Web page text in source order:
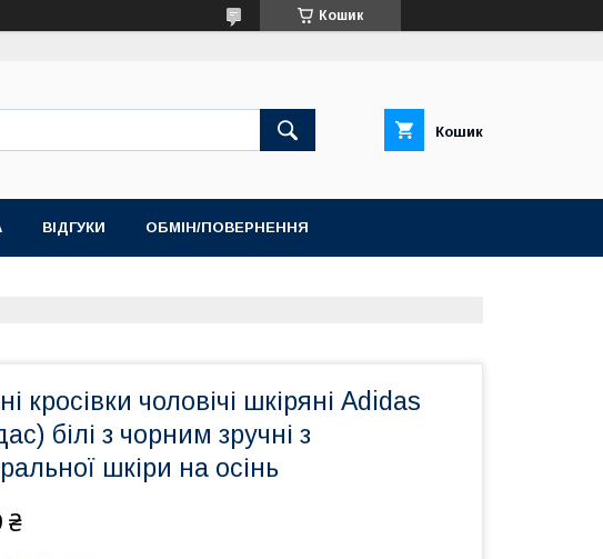
Кошик
Кошик
ВІДГУКИ ОБМІН/ПОВЕРНЕННЯ
кросівки чоловічі шкіряні Adidas
білі з чорним зручні з
шкіри на осінь
₴